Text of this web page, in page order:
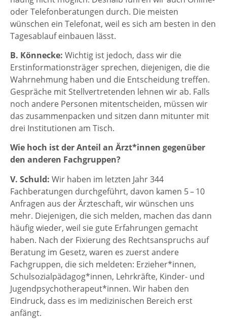
oder Telefonberatungen durch. Die meisten
wünschen ein Telefonat, weil es sich am besten in den
Tagesablauf einbauen lässt.
B. Könnecke: Wichtig ist jedoch, dass wir die
Erstinformationsträger sprechen, diejenigen, die die
Wahrnehmung haben und die Entscheidung treffen.
Gespräche mit Stellvertretenden lehnen wir ab. Falls
noch andere Personen mitentscheiden, müssen wir
das zusammenpacken und sitzen dann mitunter mit
drei Institutionen am Tisch.
Wie hoch ist der Anteil an Ärzt*innen gegenüber
den anderen Fachgruppen?
V. Schuld: Wir haben im letzten Jahr 344
Fachberatungen durchgeführt, davon kamen 5 – 10
Anfragen aus der Ärzteschaft, wir wünschen uns
mehr. Diejenigen, die sich melden, machen das dann
häufig wieder, weil sie gute Erfahrungen gemacht
haben. Nach der Fixierung des Rechtsanspruchs auf
Beratung im Gesetz, waren es zuerst andere
Fachgruppen, die sich meldeten: Erzieher*innen,
Schulsozialpädagog*innen, Lehrkräfte, Kinder- und
Jugendpsychotherapeut*innen. Wir haben den
Eindruck, dass es im medizinischen Bereich erst
anfängt.